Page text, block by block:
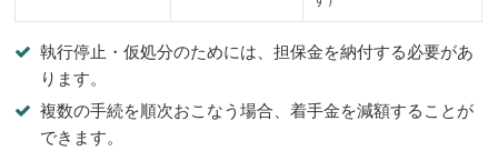
執行停止・仮処分のためには、担保金を納付する必要があ
ります。
複数の手続を順次おこなう場合、着手金を減額することが
できます。